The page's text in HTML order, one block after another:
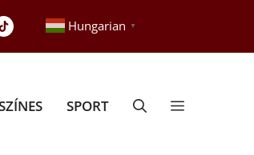
Hungarian ▼
SPORT